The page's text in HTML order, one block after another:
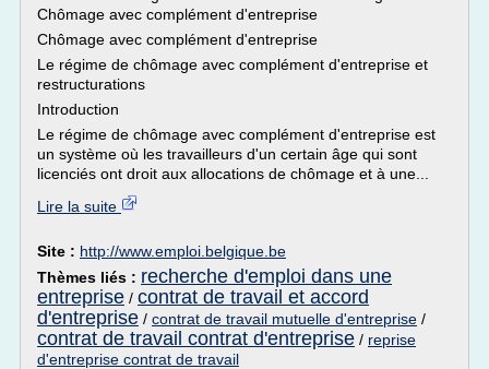
Chômage avec complément d'entreprise
Chômage avec complément d'entreprise
Le régime de chômage avec complément d'entreprise et
restructurations
Introduction
Le régime de chômage avec complément d'entreprise est
un système où les travailleurs d'un certain âge qui sont
licenciés ont droit aux allocations de chômage et à une...
Lire la suite
Site : http://www.emploi.belgique.be
Thèmes liés : recherche d'emploi dans une
entreprise / contrat de travail et accord
d'entreprise / contrat de travail mutuelle d'entreprise /
contrat de travail contrat d'entreprise / reprise
d'entreprise contrat de travail